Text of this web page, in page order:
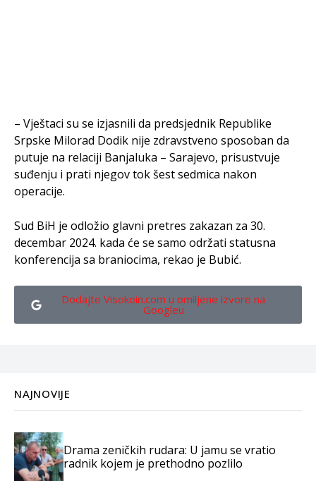
– Vještaci su se izjasnili da predsjednik Republike
Srpske Milorad Dodik nije zdravstveno sposoban da
putuje na relaciji Banjaluka – Sarajevo, prisustvuje
suđenju i prati njegov tok šest sedmica nakon
operacije.
Sud BiH je odložio glavni pretres zakazan za 30.
decembar 2024. kada će se samo održati statusna
konferencija sa braniocima, rekao je Bubić.
Dodajte Visokoin.com u omiljene izvore na
Googleu
NAJNOVIJE
Drama zeničkih rudara: U jamu se vratio
radnik kojem je prethodno pozlilo